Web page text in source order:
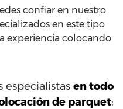
confiar en nuestro
en este tipo
experiencia colocando
especialistas en todo
de parquet: